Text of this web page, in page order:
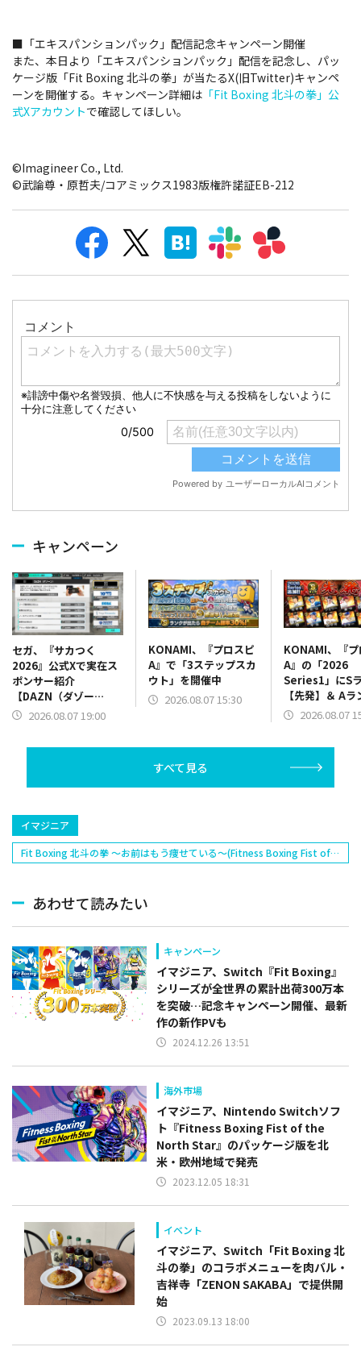
■「エキスパンションパック」配信記念キャンペーン開催
また、本日より「エキスパンションパック」配信を記念し、パッ
ケージ版「Fit Boxing 北斗の拳」が当たるX(旧Twitter)キャンペ
ーンを開催する。キャンペーン詳細は 「Fit Boxing 北斗の拳」公
式Xアカウントで確認してほしい。
©Imagineer Co., Ltd.
©武論尊・原哲夫/コアミックス1983版権許諾証EB-212
キャンペーン
セガ、『サカつく
2026』公式Xで実在ス
ポンサー紹介
【DAZN（ダゾー
ン）】篇をポスト
2026.08.07 19:00
KONAMI、『プロスピ
A』で「3ステップスカ
ウト」を開催中
2026.08.07 15:30
KONAMI、『
A』の「2026
Series1」にS
【先発】＆ Aラ
【野手】新登
塁手)、持丸泰
捕手)など
2026.08.07
すべて見る
イマジニア
Fit Boxing 北斗の拳 ～お前はもう痩せている～(Fitness Boxing Fist of
あわせて読みたい
キャンペーン
イマジニア、Switch『Fit Boxing』
シリーズが全世界の累計出荷300万本
を突破…記念キャンペーン開催、最新
作の新作PVも
2024.12.26 13:51
海外市場
イマジニア、Nintendo Switchソフ
ト『Fitness Boxing Fist of the
North Star』のパッケージ版を北
米・欧州地域で発売
2023.12.05 18:31
イベント
イマジニア、Switch「Fit Boxing 北
斗の拳」のコラボメニューを肉バル・
吉祥寺「ZENON SAKABA」で提供開
始
2023.09.13 18:00